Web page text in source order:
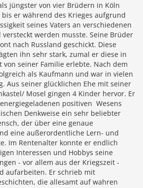
jüngster von vier Brüdern in Köln
er während des Krieges aufgrund
seines Vaters an verschiedenen
werden musste. Seine Brüder
nach Russland geschickt. Diese
ihn sehr stark, zumal er diese in
von seiner Familie erlebte. Nach dem
als Kaufmann und war in vielen
Aus seiner glücklichen Ehe mit seiner
Mosel gingen 4 Kinder hervor. Er
positiven Wesens
Denkweise ein sehr beliebter
der über eine genaue
eine außerordentliche Lern- und
Im Rentenalter konnte er endlich
Interessen und Hobbys seine
- vor allem aus der Kriegszeit -
aufarbeiten. Er schrieb mit
die allesamt auf wahren